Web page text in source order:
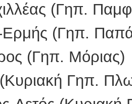
(Γηπ.
Ερμής (Γηπ.
(Γηπ. Μόριας)
Γηπ.